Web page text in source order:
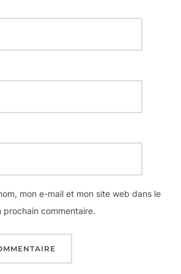
mon e-mail et mon site web dans le
commentaire.